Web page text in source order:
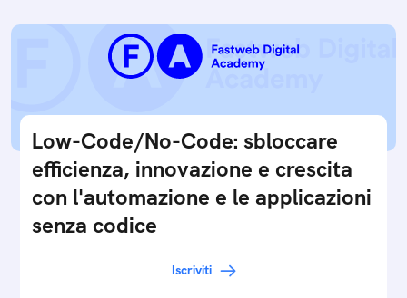
Low-Code/No-Code: sbloccare
efficienza, innovazione e crescita
con l'automazione e le applicazioni
senza codice
Iscriviti